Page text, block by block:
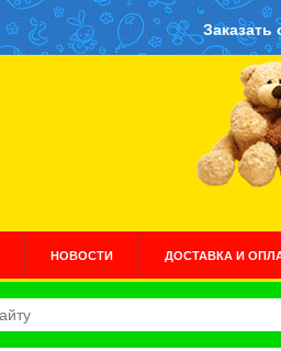
Заказать
НОВОСТИ ДОСТАВКА И